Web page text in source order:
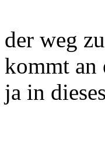
der weg
kommt an
ja in